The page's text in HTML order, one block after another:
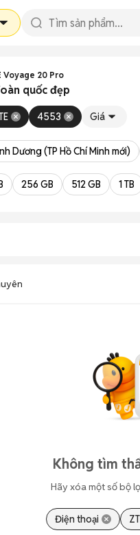
Voyage 20 Pro
quốc đẹp
4553 Giá
Dương (TP Hồ Chí Minh mới)
256 GB 512 GB 1 TB
Không tìm
Hãy xóa một số bộ
Điện thoại